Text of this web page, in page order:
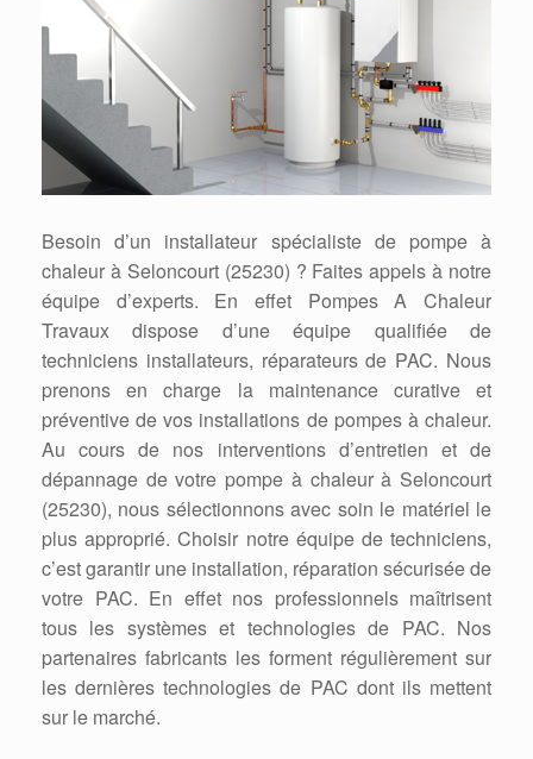
Besoin d’un installateur spécialiste de pompe à
chaleur à Seloncourt (25230) ? Faites appels à notre
équipe d’experts. En effet Pompes A Chaleur
Travaux dispose d’une équipe qualifiée de
techniciens installateurs, réparateurs de PAC. Nous
prenons en charge la maintenance curative et
préventive de vos installations de pompes à chaleur.
Au cours de nos interventions d’entretien et de
dépannage de votre pompe à chaleur à Seloncourt
(25230), nous sélectionnons avec soin le matériel le
plus approprié. Choisir notre équipe de techniciens,
c’est garantir une installation, réparation sécurisée de
votre PAC. En effet nos professionnels maîtrisent
tous les systèmes et technologies de PAC. Nos
partenaires fabricants les forment régulièrement sur
les dernières technologies de PAC dont ils mettent
sur le marché.